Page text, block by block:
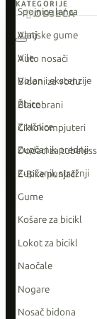
Spojnice lanca
Vanjske gume
Vile
Volan i ekstenzije
Žbice
Zračnice
Zupčanik prednji
Zupčanik stražnji
KATEGORIJE
Alati
Auto nosači
Bidoni za vodu
Blatobrani
Ciklokompjuteri
Dodaci za tubeless
E-Bike punjači
Gume
Košare za bicikl
Lokot za bicikl
Naočale
Nogare
Nosač bidona
ODJEĆA